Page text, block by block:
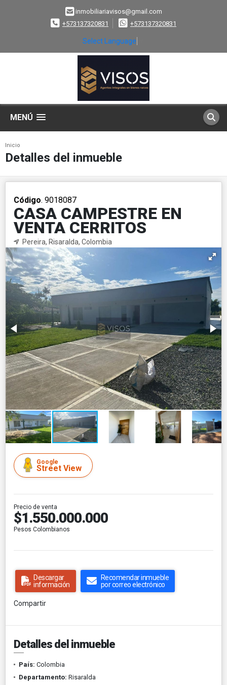
inmobiliariavisos@gmail.com
+573137320831
+573137320831
Select Language
MENÚ
Inicio
Detalles del inmueble
Código. 9018087
CASA CAMPESTRE EN
VENTA CERRITOS
Pereira, Risaralda, Colombia
Google
Street View
Precio de venta
$1.550.000.000
Pesos Colombianos
Descargar
información
Recomendar inmueble
por correo electrónico
Compartir
Detalles del inmueble
País: Colombia
Departamento: Risaralda